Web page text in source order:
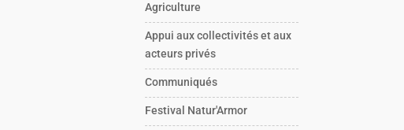
Agriculture
Appui aux collectivités et aux
acteurs privés
Communiqués
Festival Natur'Armor